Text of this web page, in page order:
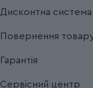
Дисконтна система
Повернення
Гарантія
Сервісний центр